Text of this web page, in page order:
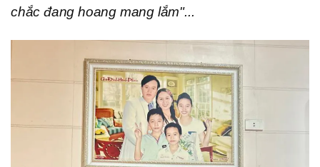
chắc đang hoang mang lắm"...